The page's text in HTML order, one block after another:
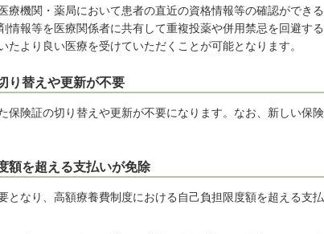
療機関・薬局において患者の直近の資格情報等の確認ができ
情報等を医療関係者に共有して重複投薬や併用禁忌を回避する
たより良い医療を受けていただくことが可能となります。
り替えや更新が不要
保険証の切り替えや更新が不要になります。なお、新しい保
額を超える支払いが免除
となり、高額療養費制度における自己負担限度額を超える支